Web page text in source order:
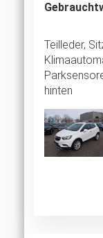
Teilleder,
hinten